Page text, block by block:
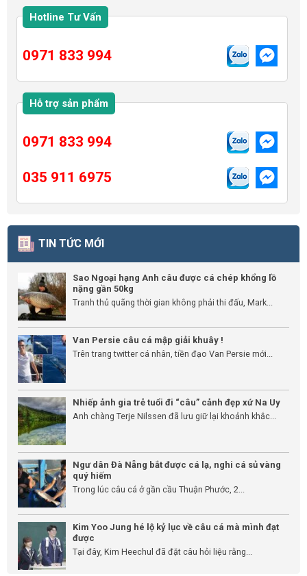
Hotline Tư Vấn
0971 833 994
Hỗ trợ sản phẩm
0971 833 994
035 911 6975
TIN TỨC MỚI
Sao Ngoại hạng Anh câu được cá chép khổng lồ
nặng gần 50kg
Tranh thủ quãng thời gian không phải thi đấu, Mark...
Van Persie câu cá mập giải khuây !
Trên trang twitter cá nhân, tiền đạo Van Persie mới...
Nhiếp ảnh gia trẻ tuổi đi “câu” cảnh đẹp xứ Na Uy
Anh chàng Terje Nilssen đã lưu giữ lại khoảnh khắc...
Ngư dân Đà Nẵng bắt được cá lạ, nghi cá sủ vàng
quý hiếm
Trong lúc câu cá ở gần cầu Thuận Phước, 2...
Kim Yoo Jung hé lộ kỷ lục về câu cá mà mình đạt
được
Tại đây, Kim Heechul đã đặt câu hỏi liệu rằng...